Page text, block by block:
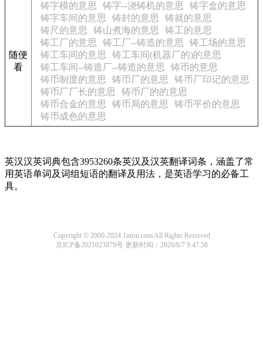
随便
看
铸字模的意思 铸字--浇铸机的意思
铸字盒的意思
铸字车间的意思
铸封的意思
铸就的意思
铸尺的意思
铸山煮海的意思
铸工的意思
铸工厂的意思
铸工厂--铸造的意思
铸工场的意思
铸工车间的意思
铸工车间(机器厂的)的意思
铸工车间--铸造厂--铸造的意思
铸币的意思
铸币制度的意思
铸币厂的意思
铸币厂印记的意思
铸币厂厂长的意思
铸币厂的的意思
铸币合金的意思
铸币局的意思
铸币平价的意思
铸币成色的意思
英汉汉英词典包含3953260条英汉及汉英翻译词条，涵盖了常
用英语单词及词组短语的翻译及用法，是英语学习的必备工
具。
Copyright © 2000-2024 1mrm.com All Rights Reserved
京ICP备2021023879号 更新时间：2026/8/7 9:47:58